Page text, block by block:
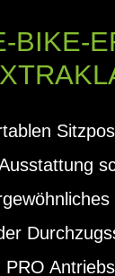
BIKE-